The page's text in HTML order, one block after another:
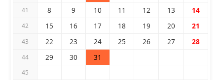
41 8 9 10 11 12 13 14
42 15 16 17 18 19 20 21
43 22 23 24 25 26 27 28
44 29 30 31
45